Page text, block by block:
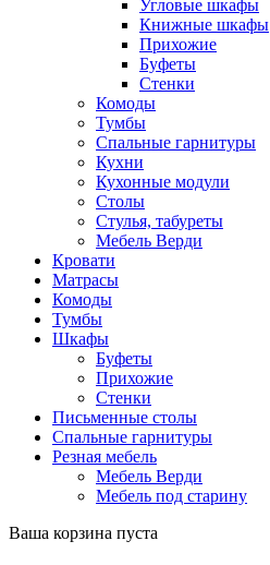
Угловые шкафы
Книжные шкафы
Прихожие
Буфеты
Стенки
Комоды
Тумбы
Спальные гарнитуры
Кухни
Кухонные модули
Столы
Стулья, табуреты
Мебель Верди
Кровати
Матрасы
Комоды
Тумбы
Шкафы
Буфеты
Прихожие
Стенки
Письменные столы
Спальные гарнитуры
Резная мебель
Мебель Верди
Мебель под старину
Ваша корзина пуста